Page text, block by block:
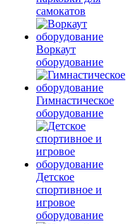
самокатов
Воркаут
оборудование
Гимнастическое
оборудование
Детское
спортивное и
игровое
оборудование